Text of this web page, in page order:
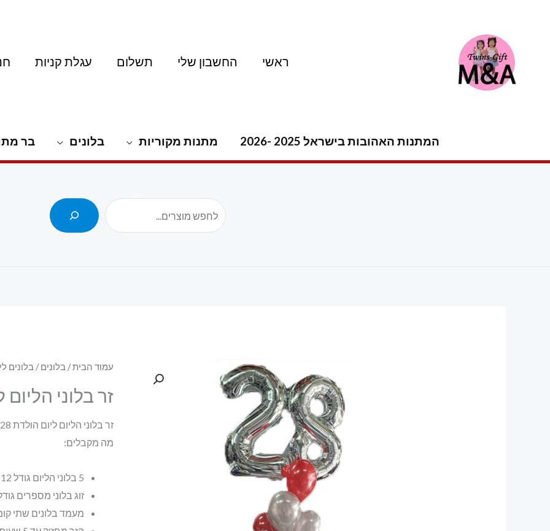
ראשי החשבון שלי תשלום עגלת קניות
המתנות האהובות בישראל 2025 -2026 מתנות מקוריות בלונים בר
עמוד הבית/ בלונים/ בלונים
זר בלוני הליום
זר בלוני הליום ליום הולדת 28
מה מקבלים:
5 בלוני הליום גודל 12 אינץ
זוג בלוני מספרים גודל 34
מעמד בלונים שתי קומות